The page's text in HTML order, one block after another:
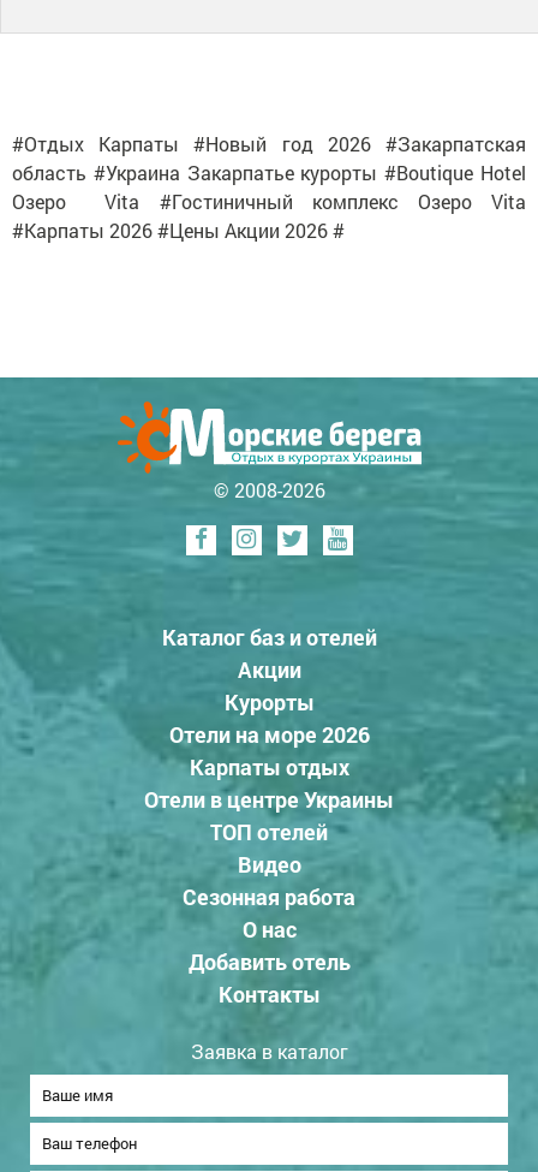
#Отдых Карпаты #Новый год 2026 #Закарпатская
область #Украина Закарпатье курорты #Boutique Hotel
Озеро Vita #Гостиничный комплекс Озеро Vita
#Карпаты 2026 #Цены Акции 2026 #
© 2008-2026
Каталог баз и отелей
Акции
Курорты
Отели на море 2026
Карпаты отдых
Отели в центре Украины
ТОП отелей
Видео
Сезонная работа
О нас
Добавить отель
Контакты
Заявка в каталог